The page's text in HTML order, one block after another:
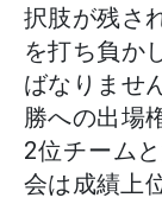
択肢が残さ
を打ち負か
ばなりませ
勝への出場
2位チーム
会は成績上